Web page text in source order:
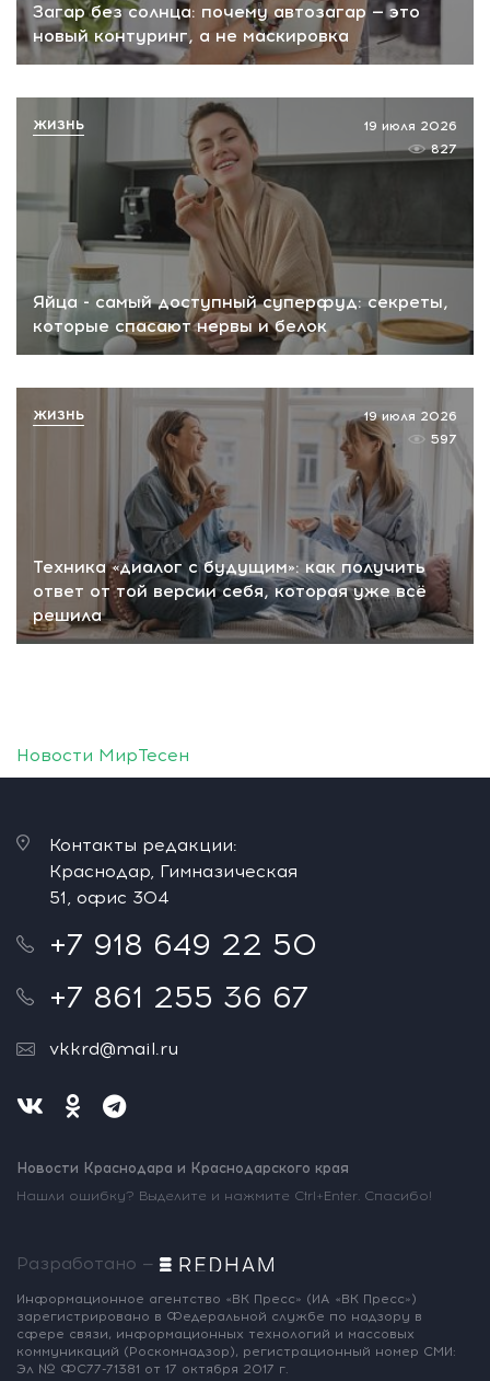
Загар без солнца: почему автозагар — это
новый контуринг, а не маскировка
Яйца - самый доступный суперфуд: секреты,
которые спасают нервы и белок
19 июля 2026
827
ЖИЗНЬ
Техника «диалог с будущим»: как получить
ответ от той версии себя, которая уже всё
решила
19 июля 2026
597
ЖИЗНЬ
Новости МирТесен
Контакты редакции:
Краснодар, Гимназическая
51, офис 304
+7 918 649 22 50
+7 861 255 36 67
vkkrd@mail.ru
Новости Краснодара и Краснодарского края
Нашли ошибку? Выделите и нажмите Ctrl+Enter. Спасибо!
Разработано —
Информационное агентство «ВК Пресс» (ИА «ВК Пресс»)
зарегистрировано в Федеральной службе по надзору в
сфере связи, информационных технологий и массовых
коммуникаций (Роскомнадзор), регистрационный номер СМИ:
Эл № ФС77-71381 от 17 октября 2017 г.